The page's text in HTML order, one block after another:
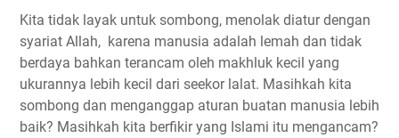
Kita tidak layak untuk sombong, menolak diatur dengan
syariat Allah, karena manusia adalah lemah dan tidak
berdaya bahkan terancam oleh makhluk kecil yang
ukurannya lebih kecil dari seekor lalat. Masihkah kita
sombong dan menganggap aturan buatan manusia lebih
baik? Masihkah kita berfikir yang Islami itu mengancam?